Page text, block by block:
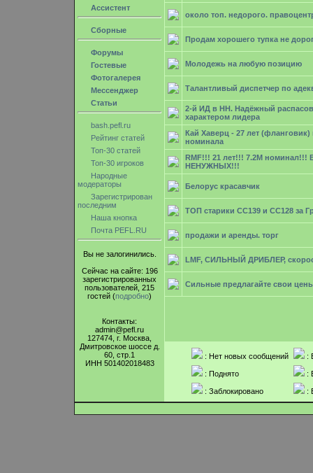
Ассистент
Сборные
Форумы
Гостевые
Фотогалерея
Мессенджер
Статьи
bash.pefl.ru
Рейтинг статей
Топ-30 статей
Топ-30 игроков
Народные
модераторы
Зарегистрирован
последним
Наша кнопка
Почта PEFL.RU
Вы не залогинились.
Сейчас на сайте: 196
зарегистрированных
пользователей, 215
гостей (подробно)
Контакты:
admin@pefl.ru
127474, г. Москва,
Дмитровское шоссе д.
60, стр.1
ИНН 501402018483
около топ. недорого.
Продам хорошего тупка не
Молодежь на любую позицию
Талантливый диспетчер по
2-й ИД в НН. Надёжный
характером лидера
Кай Хаверц - 27 лет (фланговик)
номинала
RMF!!! 21 лет!!! 7.2М номинал!!!
НЕНУЖНЫХ!!!
Белорус красавчик
ТОП старики СС139 и СС128 за
продажи и аренды. торг
LMF, СИЛЬНЫЙ ДРИБЛЕР,
Сильные предлагайте свои
: Нет новых сообщений :
: Поднято :
: Заблокировано :